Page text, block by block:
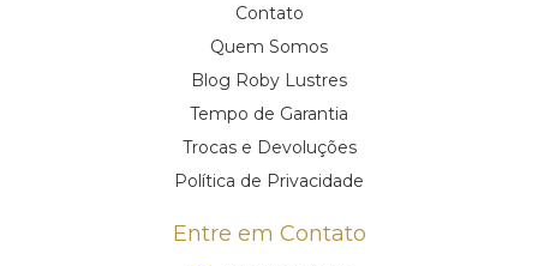
Contato
Quem Somos
Blog Roby Lustres
Tempo de Garantia
Trocas e Devoluções
Política de Privacidade
Entre em Contato